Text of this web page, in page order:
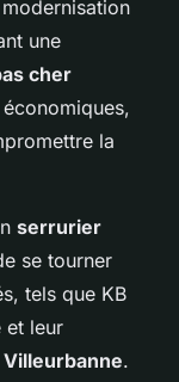
une
cher
la
serrurier
se tourner
tels que KB
et leur
.